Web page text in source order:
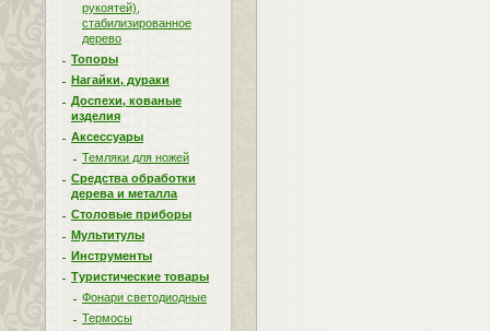
рукоятей),
стабилизированное
дерево
Топоры
Нагайки, дураки
Доспехи, кованые
изделия
Аксессуары
Темляки для ножей
Средства обработки
дерева и металла
Столовые приборы
Мультитулы
Инструменты
Туристические товары
Фонари светодиодные
Термосы